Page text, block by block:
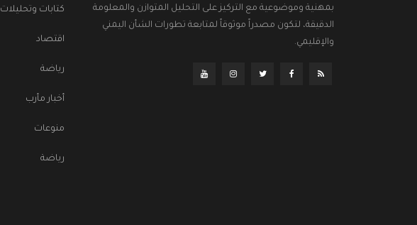
بمهنية وموضوعية مع التركيز على التحليل المتوازن والمعلومة
الدقيقة، لتكون مصدراً موثوقاً لمتابعة تطورات الشأن اليمني
والإقليمي.
كتابات وتحليلات
اقتصاد
رياضة
أخبار مأرب
منوعات
رياضة